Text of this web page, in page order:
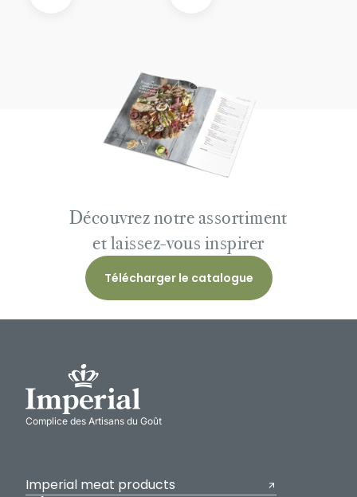
Découvrez notre assortiment
et laissez-vous inspirer
Télécharger le catalogue
Complice des Artisans du Goût
Imperial meat products